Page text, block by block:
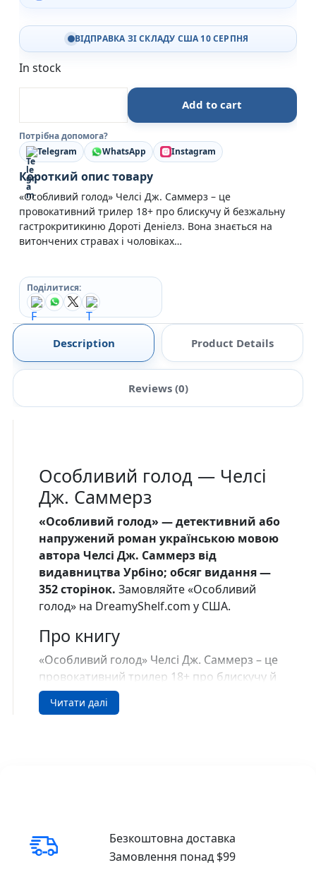
ВІДПРАВКА ЗІ СКЛАДУ США 10 СЕРПНЯ
In stock
Особливий голод - Челсі Дж. Саммерз - Урбіно
Add to cart
Потрібна допомога?
Telegram
WhatsApp Instagram
Короткий опис товару
«Особливий голод» Челсі Дж. Саммерз – це
провокативний трилер 18+ про блискучу й безжальну
гастрокритикиню Дороті Деніелз. Вона знається на
витончених стравах і чоловіках…
Поділитися:
Description Product Details
Reviews (0)
Особливий голод — Челсі
Дж. Саммерз
«Особливий голод» — детективний або
напружений роман українською мовою
автора Челсі Дж. Саммерз від
видавництва Урбіно; обсяг видання —
352 сторінок. Замовляйте «Особливий
голод» на DreamyShelf.com у США.
Про книгу
«Особливий голод» Челсі Дж. Саммерз – це
провокативний трилер 18+ про блискучу й
безжальну гастрокритикиню Дороті
Деніелз. Вона знається на витончених
феміністського маніфесту та сатири на
фудкультуру, яку вже називають
Читати далі
Безкоштовна доставка
Замовлення понад $99